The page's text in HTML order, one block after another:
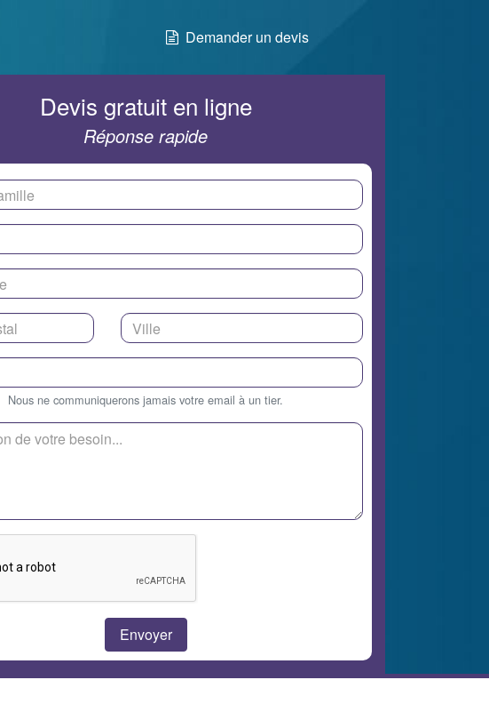
Demander un devis
Devis gratuit en ligne
Réponse rapide
Nous ne communiquerons jamais votre email à un tier.